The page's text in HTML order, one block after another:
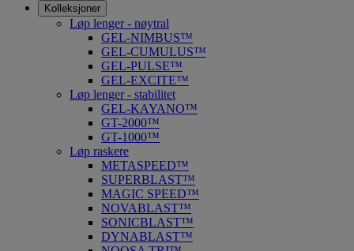
Kolleksjoner
Løp lenger - nøytral
GEL-NIMBUS™
GEL-CUMULUS™
GEL-PULSE™
GEL-EXCITE™
Løp lenger - stabilitet
GEL-KAYANO™
GT-2000™
GT-1000™
Løp raskere
METASPEED™
SUPERBLAST™
MAGIC SPEED™
NOVABLAST™
SONICBLAST™
DYNABLAST™